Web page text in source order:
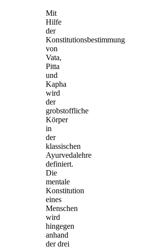
Mit
Hilfe
der
Konstitutionsbestimmung
von
Vata,
Pitta
und
Kapha
wird
der
grobstoffliche
Körper
in
der
klassischen
Ayurvedalehre
definiert.
Die
mentale
Konstitution
eines
Menschen
wird
hingegen
anhand
der drei